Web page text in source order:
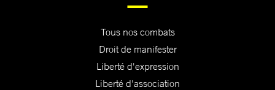
Tous nos combats
Droit de manifester
Liberté d'expression
Liberté d'association